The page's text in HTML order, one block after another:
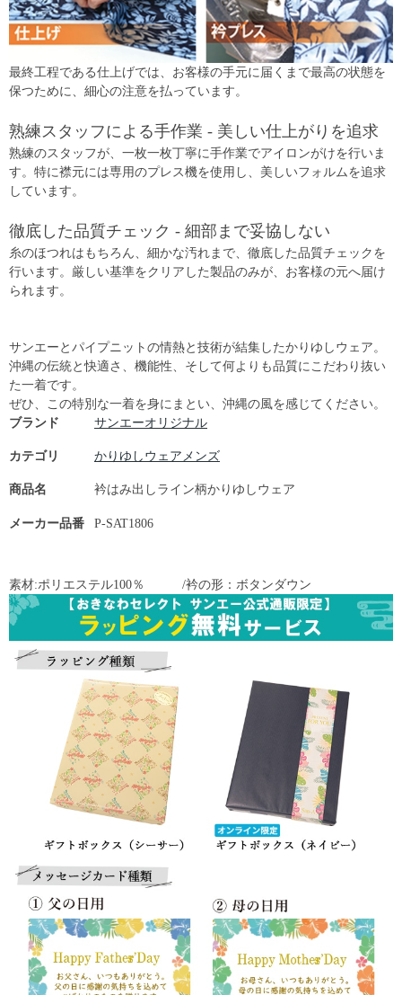
最終工程である仕上げでは、お客様の手元に届くまで最高の状態を
保つために、細心の注意を払っています。
熟練スタッフによる手作業 - 美しい仕上がりを追求
熟練のスタッフが、一枚一枚丁寧に手作業でアイロンがけを行いま
す。特に襟元には専用のプレス機を使用し、美しいフォルムを追求
しています。
徹底した品質チェック - 細部まで妥協しない
糸のほつれはもちろん、細かな汚れまで、徹底した品質チェックを
行います。厳しい基準をクリアした製品のみが、お客様の元へ届け
られます。
サンエーとパイプニットの情熱と技術が結集したかりゆしウェア。
沖縄の伝統と快適さ、機能性、そして何よりも品質にこだわり抜い
た一着です。
ぜひ、この特別な一着を身にまとい、沖縄の風を感じてください。
ブランド
サンエーオリジナル
カテゴリ かりゆしウェアメンズ
商品名 衿はみ出しライン柄かりゆしウェア
メーカー品番 P-SAT1806
素材:ポリエステル100％ /衿の形：ボタンダウン